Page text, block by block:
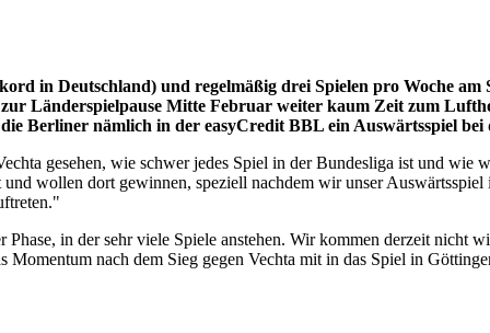
in Deutschland) und regelmäßig drei Spielen pro Woche am
Länderspielpause Mitte Februar weiter kaum Zeit zum
Berliner nämlich in der easyCredit BBL ein Auswärtsspiel
gesehen, wie schwer jedes Spiel in der Bundesliga ist und
wollen dort gewinnen, speziell nachdem wir unser
in der sehr viele Spiele anstehen. Wir kommen derzeit nicht
nach dem Sieg gegen Vechta mit in das Spiel in